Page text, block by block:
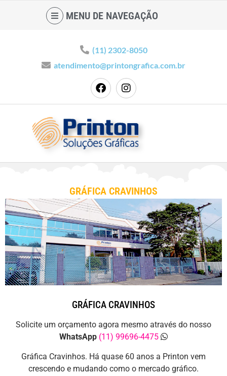
MENU DE NAVEGAÇÃO
(11) 2302-8050
atendimento@printongrafica.com.br
GRÁFICA CRAVINHOS
GRÁFICA CRAVINHOS
Solicite um orçamento agora mesmo através do nosso
WhatsApp (11) 99696-4475
Gráfica Cravinhos. Há quase 60 anos a Printon vem
crescendo e mudando como o mercado gráfico.